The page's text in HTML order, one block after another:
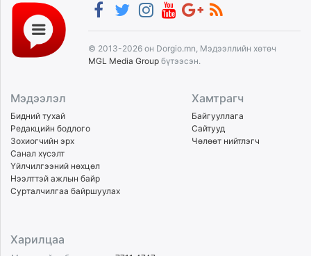
© 2013-2026 он Dorgio.mn, Мэдээллийн хөтөч
MGL Media Group бүтээсэн.
Мэдээлэл
Бидний тухай
Редакцийн бодлого
Зохиогчийн эрх
Санал хүсэлт
Үйлчилгээний нөхцөл
Нээлттэй ажлын байр
Сурталчилгаа байршуулах
Хамтрагч
Байгууллага
Сайтууд
Чөлөөт нийтлэгч
Харилцаа